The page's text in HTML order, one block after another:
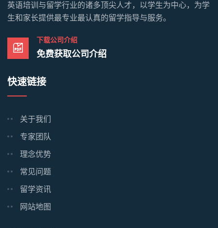
英语培训与留学行业的诸多顶尖人才，以学生为中心，为学
生和家长提供最专业最认真的留学指导与服务。
下载公司介绍
免费获取公司介绍
快速链接
关于我们
专家团队
理念优势
常见问题
留学资讯
网站地图